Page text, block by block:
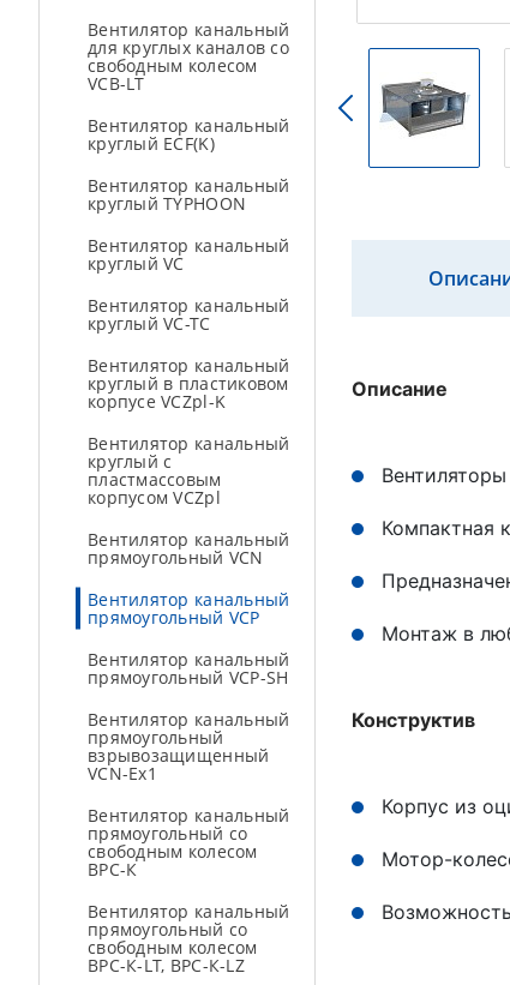
Вентилятор канальный
для круглых каналов со
свободным колесом
VCB-LT
Вентилятор канальный
круглый ECF(K)
Вентилятор канальный
круглый TYPHOON
Вентилятор канальный
круглый VC
Вентилятор канальный
круглый VC-TC
Вентилятор канальный
круглый в пластиковом
корпусе VCZpl-K
Вентилятор канальный
круглый с
пластмассовым
корпусом VCZpl
Вентилятор канальный
прямоугольный VCN
Вентилятор канальный
прямоугольный VCP
Вентилятор канальный
прямоугольный VCP-SH
Вентилятор канальный
прямоугольный
взрывозащищенный
VCN-Ex1
Вентилятор канальный
прямоугольный со
свободным колесом
ВРС-К
Вентилятор канальный
прямоугольный со
свободным колесом
ВРС-К-LT, ВРС-К-LZ
Описание
Компактная
Монтаж в
Конструктив
Корпус из
Мотор-